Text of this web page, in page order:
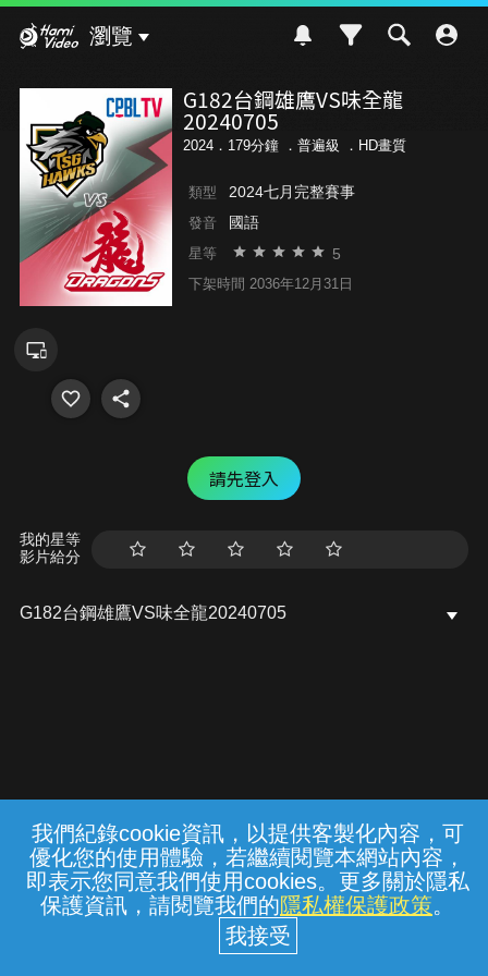
我們紀錄cookie資訊，以提供客製化內容，可
優化您的使用體驗，若繼續閱覽本網站內容，
即表示您同意我們使用cookies。更多關於隱私
保護資訊，請閱覽我們的隱私權保護政策。
瀏覽
G182台鋼雄鷹VS味全龍
20240705
2024．179分鐘 ． 普遍級 ．HD畫質
類型 2024七月完整賽事
發音 國語
星等 5
下架時間 2036年12月31日
請先登入
我的星等
影片給分
G182台鋼雄鷹VS味全龍20240705
常見問題 線上客服 服務條款 隱私權保護
中華電信股份有限公司個人家庭分公司
(統一編號：96979949) © 2026
{{notifyMsg}}